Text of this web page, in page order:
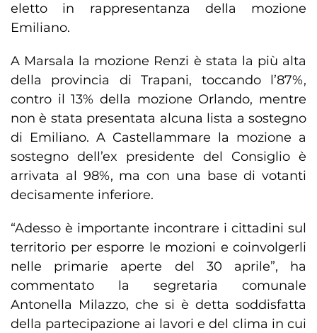
eletto in rappresentanza della mozione
Emiliano.
A Marsala la mozione Renzi è stata la più alta
della provincia di Trapani, toccando l’87%,
contro il 13% della mozione Orlando, mentre
non è stata presentata alcuna lista a sostegno
di Emiliano. A Castellammare la mozione a
sostegno dell’ex presidente del Consiglio è
arrivata al 98%, ma con una base di votanti
decisamente inferiore.
“Adesso è importante incontrare i cittadini sul
territorio per esporre le mozioni e coinvolgerli
nelle primarie aperte del 30 aprile”, ha
commentato la segretaria comunale
Antonella Milazzo, che si è detta soddisfatta
della partecipazione ai lavori e del clima in cui